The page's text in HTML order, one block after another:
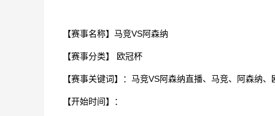
【赛事名称】马竞VS阿森纳
【赛事分类】 欧冠杯
【赛事关键词】：马竞VS阿森纳直播、马竞、阿森纳、
【开始时间】：